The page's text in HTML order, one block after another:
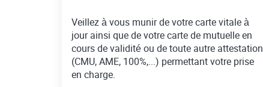
Veillez à vous munir de votre carte vitale à
jour ainsi que de votre carte de mutuelle en
cours de validité ou de toute autre attestation
(CMU, AME, 100%,...) permettant votre prise
en charge.